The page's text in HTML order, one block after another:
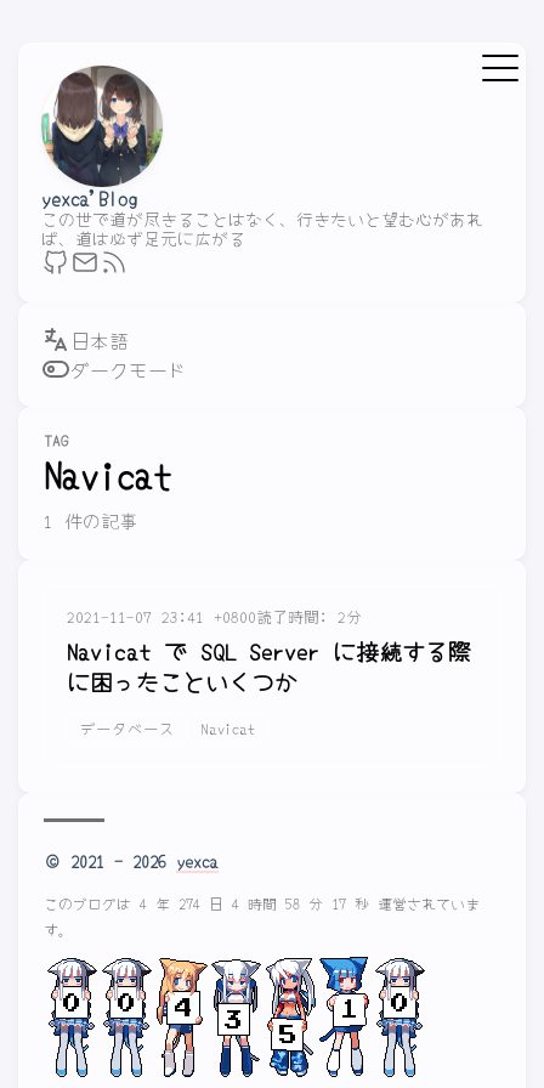
yexca'Blog
この世で道が尽きることはなく、行きたいと望む心があれ
ば、道は必ず足元に広がる
ダークモード
TAG
Navicat
1 件の記事
2021-11-07 23:41 +0800読了時間: 2分
Navicat で SQL Server に接続する際
に困ったこといくつか
データベース Navicat
© 2021 - 2026 yexca
このブログは 4 年 274 日 4 時間 58 分 17 秒 運営されていま
す。